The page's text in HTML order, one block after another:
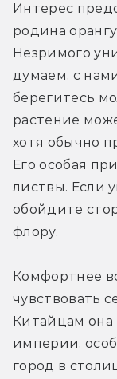
Интерес
родина
Незримого
думаем, с
берегитесь
растение
хотя обычно
Его особая
листвы. Если
обойдите
флору.
Комфортнее
чувствовать
Китайцам
империи,
город в